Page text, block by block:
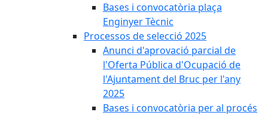
Bases i convocatòria plaça
Enginyer Tècnic
Processos de selecció 2025
Anunci d'aprovació parcial de
l'Oferta Pública d'Ocupació de
l'Ajuntament del Bruc per l'any
2025
Bases i convocatòria per al procés